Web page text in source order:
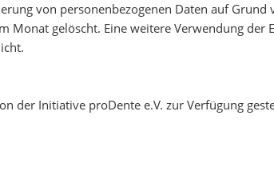
von personenbezogenen Daten auf Grund
Monat gelöscht. Eine weitere Verwendung der
der Initiative proDente e.V. zur Verfügung